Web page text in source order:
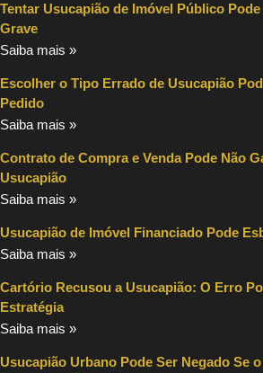
Tentar Usucapião de Imóvel Público
Grave
Saiba mais »
Escolher o Tipo Errado de Usucapião
Pedido
Saiba mais »
Contrato de Compra e Venda Pode Não
Usucapião
Saiba mais »
Usucapião de Imóvel Financiado Pode
Saiba mais »
Cartório Recusou a Usucapião: O Erro
Estratégia
Saiba mais »
Usucapião Urbano Pode Ser Negado Se